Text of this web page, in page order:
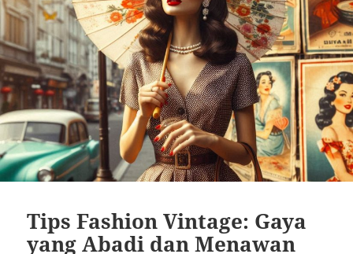
Tips Fashion Vintage: Gaya
yang Abadi dan Menawan